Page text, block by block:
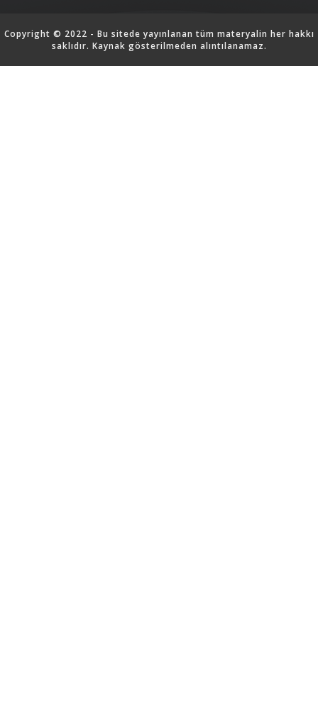
Copyright © 2022 - Bu sitede yayınlanan tüm materyalin her hakkı
saklıdır. Kaynak gösterilmeden alıntılanamaz.